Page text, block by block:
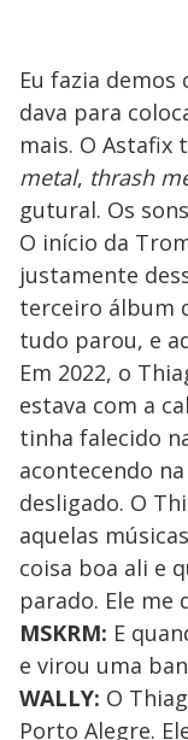
Eu fazia
dava para
mais. O Astafix
metal, thrash
gutural. Os
O início da
justamente
terceiro álbum
tudo parou, e
Em 2022, o
estava com a
tinha falecido
acontecendo
desligado. O
aquelas
coisa boa ali e
parado. Ele me
MSKRM: E
e virou uma
WALLY: O
Porto Alegre.